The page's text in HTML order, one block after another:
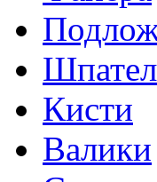
Кисти
Валики